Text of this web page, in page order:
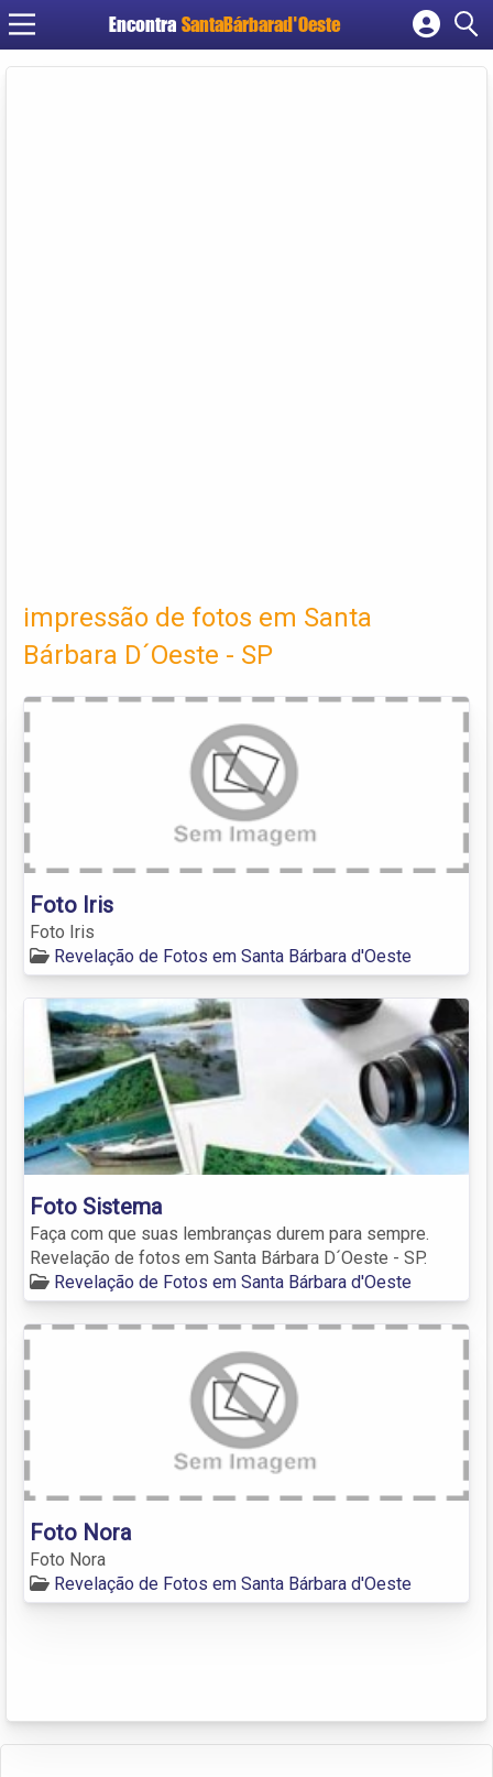
Encontra SantaBárbarad'Oeste
Cadastrar empresa
impressão de fotos em Santa
Bárbara D´Oeste - SP
Foto Iris
Foto Iris
Revelação de Fotos em Santa Bárbara d'Oeste
Foto Sistema
Faça com que suas lembranças durem para sempre.
Revelação de fotos em Santa Bárbara D´Oeste - SP.
Revelação de Fotos em Santa Bárbara d'Oeste
Foto Nora
Foto Nora
Revelação de Fotos em Santa Bárbara d'Oeste